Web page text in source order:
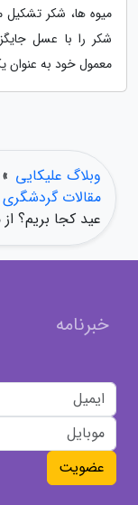
میوه ها، شکر
شکر را با عسل
معمول خود به عنوان
وبلاگ علیکایی »
مقالات گردشگری
عید کجا بریم؟
خبرنامه
عضویت